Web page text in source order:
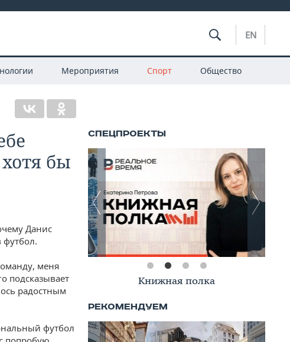
EN
Мероприятия Спорт Общество
бы
Данис
футбол.
меня
подсказывает
радостным
футбол
Книжная полка